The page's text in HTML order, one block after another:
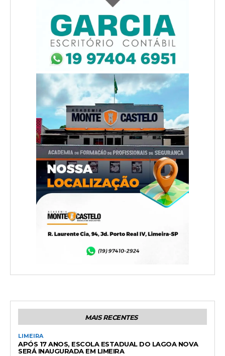
MAIS RECENTES
LIMEIRA
APÓS 17 ANOS, ESCOLA ESTADUAL DO LAGOA NOVA
SERÁ INAUGURADA EM LIMEIRA